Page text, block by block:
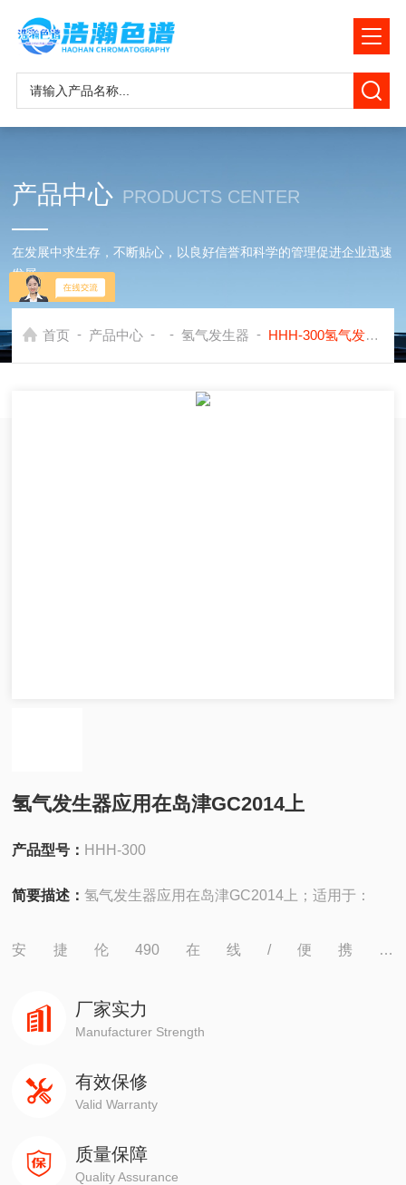
产品中心 PRODUCTS CENTER
在发展中求生存，不断贴心，以良好信誉和科学的管理促进企业迅速
发展
首页 - 产品中心 - - 氢气发生器 - HHH-300氢气发生器应用在岛津GC2014上
氢气发生器应用在岛津GC2014上
产品型号： HHH-300
简要描述：氢气发生器应用在岛津GC2014上；适用于：
安捷伦490在线/便携，
岛津GC-14C，GC-2010，GC-2014，GC-2030
赛默飞1310,1300,1610,1600
厂家实力
Manufacturer Strength
有效保修
Valid Warranty
质量保障
Quality Assurance